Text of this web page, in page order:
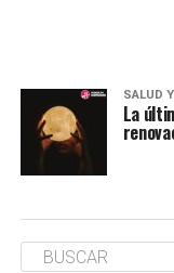
SALUD
La